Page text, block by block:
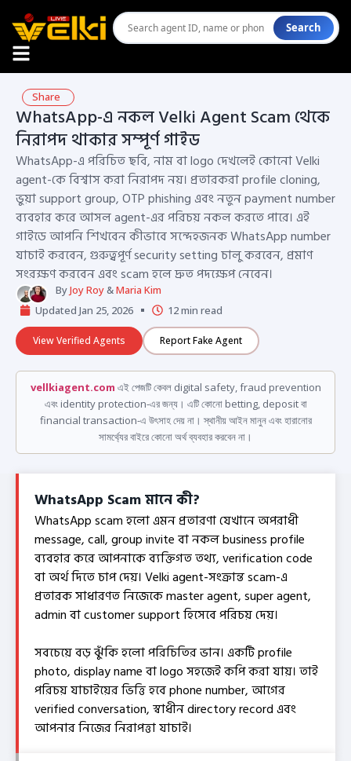
Search
Share
WhatsApp-এ নকল Velki Agent Scam থেকে
নিরাপদ থাকার সম্পূর্ণ গাইড
WhatsApp-এ পরিচিত ছবি, নাম বা logo দেখলেই কোনো Velki
agent-কে বিশ্বাস করা নিরাপদ নয়। প্রতারকরা profile cloning,
ভুয়া support group, OTP phishing এবং নতুন payment number
ব্যবহার করে আসল agent-এর পরিচয় নকল করতে পারে। এই
গাইডে আপনি শিখবেন কীভাবে সন্দেহজনক WhatsApp number
যাচাই করবেন, গুরুত্বপূর্ণ security setting চালু করবেন, প্রমাণ
সংরক্ষণ করবেন এবং scam হলে দ্রুত পদক্ষেপ নেবেন।
ByJoy Roy&Maria Kim
Updated Jan 25, 2026
12 min read
View Verified Agents Report Fake Agent
vellkiagent.com এই পেজটি কেবল digital safety, fraud prevention
এবং identity protection-এর জন্য। এটি কোনো betting, deposit বা
financial transaction-এ উৎসাহ দেয় না। স্থানীয় আইন মানুন এবং হারানোর
সামর্থ্যের বাইরে কোনো অর্থ ব্যবহার করবেন না।
WhatsApp Scam মানে কী?
WhatsApp scam হলো এমন প্রতারণা যেখানে অপরাধী
message, call, group invite বা নকল business profile
ব্যবহার করে আপনাকে ব্যক্তিগত তথ্য, verification code
বা অর্থ দিতে চাপ দেয়। Velki agent-সংক্রান্ত scam-এ
প্রতারক সাধারণত নিজেকে master agent, super agent,
admin বা customer support হিসেবে পরিচয় দেয়।
সবচেয়ে বড় ঝুঁকি হলো পরিচিতির ভান। একটি profile
photo, display name বা logo সহজেই কপি করা যায়। তাই
পরিচয় যাচাইয়ের ভিত্তি হবে phone number, আগের
verified conversation, স্বাধীন directory record এবং
আপনার নিজের নিরাপত্তা যাচাই।